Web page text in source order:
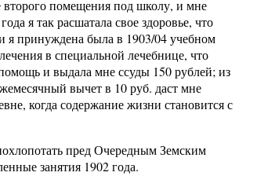
второго помещения под школу, и мне
я так расшатала свое здоровье, что
я принуждена была в 1903/04 учебном
в специальной лечебнице, что
и выдала мне ссуды 150 рублей; из
вычет в 10 руб. даст мне
когда содержание жизни становится с
пред Очередным Земским
занятия 1902 года.